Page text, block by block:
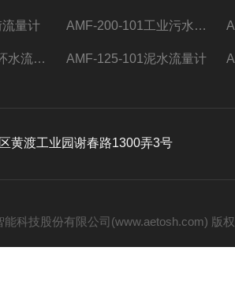
量计 AMF-200-101工业污水流量计
AMF-150-101循环水流量计,电磁流量计 AMF-125-101泥水流量计
黄渡工业园谢春路1300弄3号
能科技股份有限公司(www.aetosh.com)